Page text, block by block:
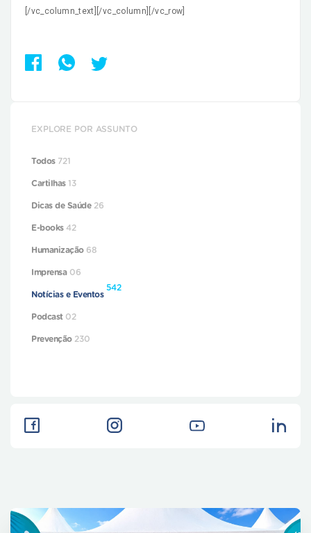
[/vc_column_text][/vc_column][/vc_row]
EXPLORE POR ASSUNTO
Todos 721
Cartilhas13
Dicas de Saúde 26
E-books 42
Humanização 68
Imprensa 06
Notícias e Eventos
542
Podcast 02
Prevenção 230